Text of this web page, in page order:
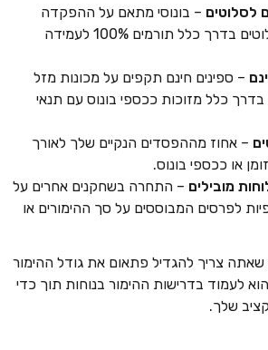
לסלוטים – בונוסי מתאם על ההפקדה
הראשונה שלך. סלוטים בדרך כלל תורמים 100% לעמידה
– ספינים חינם תקפים על מכונות מזל
בדרך כלל מזוכות ככספי בונוס עם תנאי
– אחוז מההפסדים הנקיים שלך לאורך
או ככספי בונוס.
מובילים – התחרה בשחקנים אחרים על
לפרסים המבוססים על סך ההימורים או
צריך להגדיל פתאום את גודל ההימור
לעמוד בדרישות ההימור בנוחות תוך כדי
שלך.